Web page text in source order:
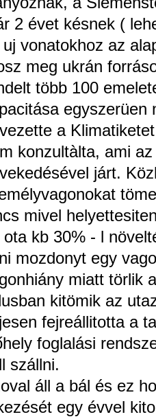
2 évet késnek (
uj vonatokhoz az
meg ukrán
több 100
egyszerüen
a
konzultàlta, ami
járt.
mivel
ota kb 30% - l
mozdonyt egy
miatt törlik
kitömik az
fejreállitotta a
foglalási
szállni.
áll a bál és ez
egy évvel